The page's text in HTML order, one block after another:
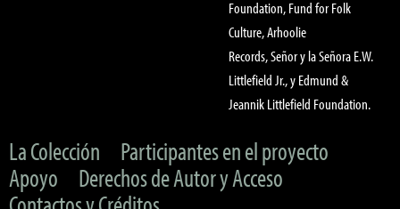
Foundation, Fund for Folk
Culture, Arhoolie
Records, Señor y la Señora E.W.
Littlefield Jr., y Edmund &
Jeannik Littlefield Foundation.
La Colección
Participantes en el proyecto
Apoyo
Derechos de Autor y Acceso